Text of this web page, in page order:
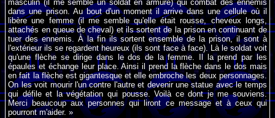
masculin (il me semble un soldat en armure) qui combat des ennemis
dans une prison. Au bout d'un moment il arrive dans une cellule où il
libère une femme (il me semble qu'elle était rousse, cheveux longs,
attachés en queue de cheval) et ils sortent de la prison en continuant de
tuer des ennemis. À la fin ils sortent ensemble de la prison, il sont à
l'extérieur ils se regardent heureux (ils sont face à face). Là le soldat voit
qu'une flèche se dirige dans le dos de la femme. Il la prend par les
épaules et échange leur place. Ainsi il prend la flèche dans le dos mais
en fait la flèche est gigantesque et elle embroche les deux personnages.
On les voit mourir l'un contre l'autre et devenir une statue avec le temps
qui défile et la végétation qui pousse. Voilà ce dont je me souviens.
Merci beaucoup aux personnes qui liront ce message et à ceux qui
pourront m'aider. »